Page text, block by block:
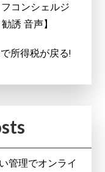
コンシェルジ
誘 音声】
所得税が戻る!
管理でオンライ